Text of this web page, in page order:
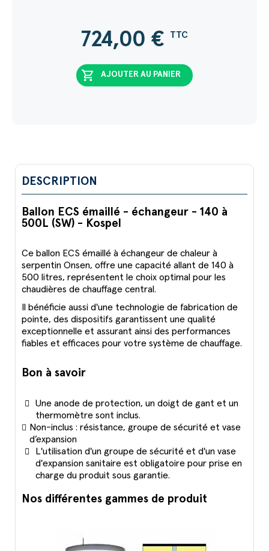
724,00 € TTC
shopping_cart AJOUTER AU PANIER
DESCRIPTION
Ballon ECS émaillé - échangeur - 140 à
500L (SW) - Kospel
Ce ballon ECS émaillé à échangeur de chaleur à
serpentin Onsen, offre une capacité allant de 140 à
500 litres, représentent le choix optimal pour les
chaudières de chauffage central.
Il bénéficie aussi d'une technologie de fabrication de
pointe, des dispositifs garantissent une qualité
exceptionnelle et assurant ainsi des performances
fiables et efficaces pour votre système de chauffage.
Bon à savoir
Une anode de protection, un doigt de gant et un
thermomètre sont inclus.
Non-inclus : résistance, groupe de sécurité et vase
d’expansion
L'utilisation d'un groupe de sécurité et d'un vase
d'expansion sanitaire est obligatoire pour prise en
charge du produit sous garantie.
Nos différentes gammes de produit